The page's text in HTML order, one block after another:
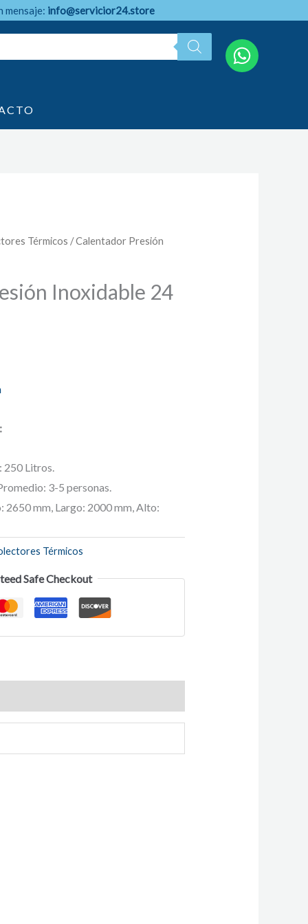
mensaje: info@servicior24.store
Térmicos / Calentador Presión
Inoxidable 24
250 Litros.
3-5 personas.
2650 mm, Largo: 2000 mm, Alto:
Térmicos
Safe Checkout